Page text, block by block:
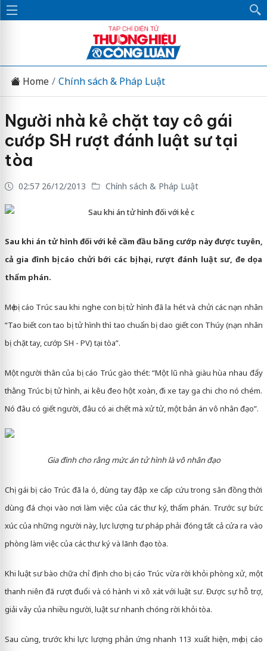
Home Chính sách & Pháp Luật
Người nhà kẻ chặt tay cô gái
cướp SH rượt đánh luật sư tại
tòa
02:57 26/12/2013 Chính sách & Pháp Luật
Sau khi án tử hình đối với kẻ c
Sau khi án tử hình đối với kẻ cầm đầu băng cướp này được tuyên,
cả gia đình bị cáo chửi bới các bị hại, rượt đánh luật sư, đe dọa
thẩm phán.
Mẹ bị cáo Trúc sau khi nghe con bị tử hình đã la hét và chửi các nạn nhân
“Tao biết con tao bị tử hình thì tao chuẩn bị dao giết con Thúy (nạn nhân
bị chặt tay, cướp SH - PV) tại tòa”.
Một người thân của bị cáo Trúc gào thét: “Một lũ nhà giàu hùa nhau đẩy
thằng Trúc bị tử hình, ai kêu đeo hột xoàn, đi xe tay ga chi cho nó chém.
Nó đâu có giết người, đâu có ai chết mà xử tử, một bản án vô nhân đạo”.
Gia đình cho rằng mức án tử hình là vô nhân đạo
Chị gái bị cáo Trúc đã la ó, dùng tay đập xe cấp cứu trong sân đồng thời
dùng đá chọi vào nơi làm việc của các thư ký, thẩm phán. Trước sự bức
xúc của những người này, lực lượng tư pháp phải đóng tất cả cửa ra vào
phòng làm việc của các thư ký và lãnh đạo tòa.
Khi luật sư bào chữa chỉ định cho bị cáo Trúc vừa rời khỏi phòng xử, một
thanh niên đã rượt đuổi và có hành vi xô xát với luật sư. Được sự hỗ trợ,
giải vây của nhiều người, luật sư nhanh chóng rời khỏi tòa.
Sau cùng, trước khi lực lượng phản ứng nhanh 113 xuất hiện, mẹ bị cáo